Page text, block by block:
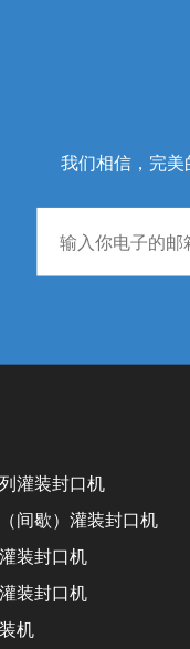
我们相信，完
灌装封口机
间歇）灌装封口机
装封口机
装封口机
机